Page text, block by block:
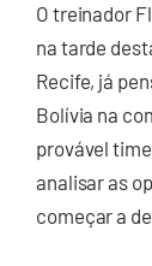
O treinador
na tarde
Recife, já
Bolívia na
provável
analisar as
começar a